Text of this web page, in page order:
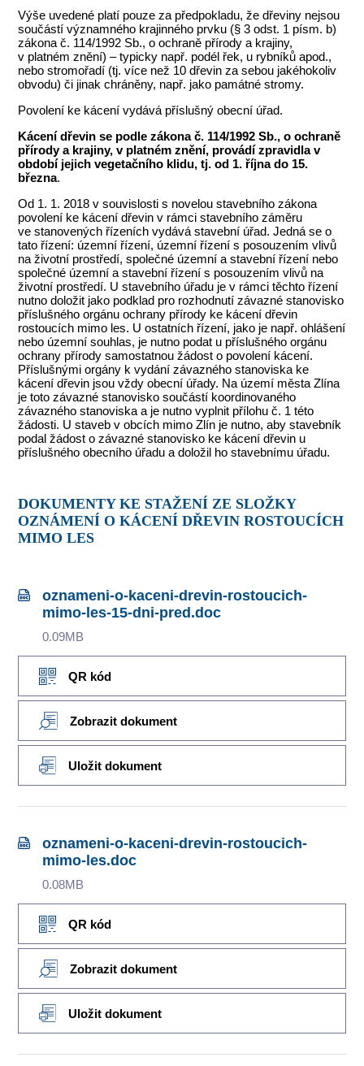
Výše uvedené platí pouze za předpokladu, že dřeviny nejsou
součástí významného krajinného prvku (§ 3 odst. 1 písm. b)
zákona č. 114/1992 Sb., o ochraně přírody a krajiny,
v platném znění) – typicky např. podél řek, u rybníků apod.,
nebo stromořadí (tj. více než 10 dřevin za sebou jakéhokoliv
obvodu) či jinak chráněny, např. jako památné stromy.
Povolení ke kácení vydává příslušný obecní úřad.
Kácení dřevin se podle zákona č. 114/1992 Sb., o ochraně
přírody a krajiny, v platném znění, provádí zpravidla v
období jejich vegetačního klidu, tj. od 1. října do 15.
března.
Od 1. 1. 2018 v souvislosti s novelou stavebního zákona
povolení ke kácení dřevin v rámci stavebního záměru
ve stanovených řízeních vydává stavební úřad. Jedná se o
tato řízení: územní řízení, územní řízení s posouzením vlivů
na životní prostředí, společné územní a stavební řízení nebo
společné územní a stavební řízení s posouzením vlivů na
životní prostředí. U stavebního úřadu je v rámci těchto řízení
nutno doložit jako podklad pro rozhodnutí závazné stanovisko
příslušného orgánu ochrany přírody ke kácení dřevin
rostoucích mimo les. U ostatních řízení, jako je např. ohlášení
nebo územní souhlas, je nutno podat u příslušného orgánu
ochrany přírody samostatnou žádost o povolení kácení.
Příslušnými orgány k vydání závazného stanoviska ke
kácení dřevin jsou vždy obecní úřady. Na území města Zlína
je toto závazné stanovisko součástí koordinovaného
závazného stanoviska a je nutno vyplnit přílohu č. 1 této
žádosti. U staveb v obcích mimo Zlín je nutno, aby stavebník
podal žádost o závazné stanovisko ke kácení dřevin u
příslušného obecního úřadu a doložil ho stavebnímu úřadu.
DOKUMENTY KE STAŽENÍ ZE SLOŽKY
OZNÁMENÍ O KÁCENÍ DŘEVIN ROSTOUCÍCH
MIMO LES
oznameni-o-kaceni-drevin-rostoucich-
mimo-les-15-dni-pred.doc
0.09MB
QR kód
Zobrazit dokument
Uložit dokument
oznameni-o-kaceni-drevin-rostoucich-
mimo-les.doc
0.08MB
QR kód
Zobrazit dokument
Uložit dokument